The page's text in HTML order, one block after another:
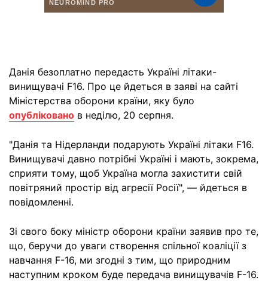
Данія безоплатно передасть Україні літаки-
винищувачі F16. Про це йдеться в заяві на сайті
Міністерства оборони країни, яку було
опубліковано в неділю, 20 серпня.
"Данія та Нідерланди подарують Україні літаки F16.
Винищувачі давно потрібні Україні і мають, зокрема,
сприяти тому, щоб Україна могла захистити свій
повітряний простір від агресії Росії", — йдеться в
повідомленні.
Зі свого боку міністр оборони країни заявив про те,
що, беручи до уваги створення спільної коаліції з
навчання F-16, ми згодні з тим, що природним
наступним кроком буде передача винищувачів F-16.